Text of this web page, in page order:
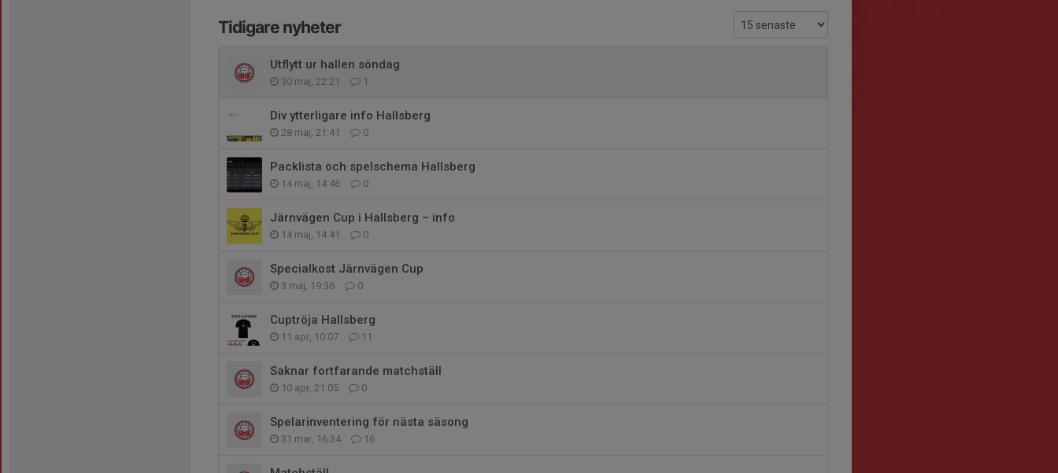
Tidigare nyheter
Utflytt ur hallen söndag
30 maj, 22:21 1
Div ytterligare info Hallsberg
28 maj, 21:41 0
Packlista och spelschema Hallsberg
14 maj, 14:46 0
Järnvägen Cup i Hallsberg – info
14 maj, 14:41 0
Specialkost Järnvägen Cup
3 maj, 19:36 0
Cuptröja Hallsberg
11 apr, 10:07 11
Saknar fortfarande matchställ
10 apr, 21:05 0
Spelarinventering för nästa säsong
31 mar, 16:34 16